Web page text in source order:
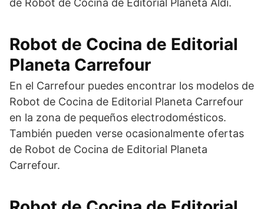
de Robot de Cocina de Editorial Planeta Aldi.
Robot de Cocina de Editorial
Planeta Carrefour
En el Carrefour puedes encontrar los modelos de
Robot de Cocina de Editorial Planeta Carrefour
en la zona de pequeños electrodomésticos.
También pueden verse ocasionalmente ofertas
de Robot de Cocina de Editorial Planeta
Carrefour.